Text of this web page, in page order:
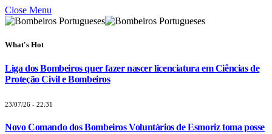
Close Menu
What's Hot
Liga dos Bombeiros quer fazer nascer licenciatura em Ciências de
Proteção Civil e Bombeiros
23/07/26 - 22:31
Novo Comando dos Bombeiros Voluntários de Esmoriz toma posse